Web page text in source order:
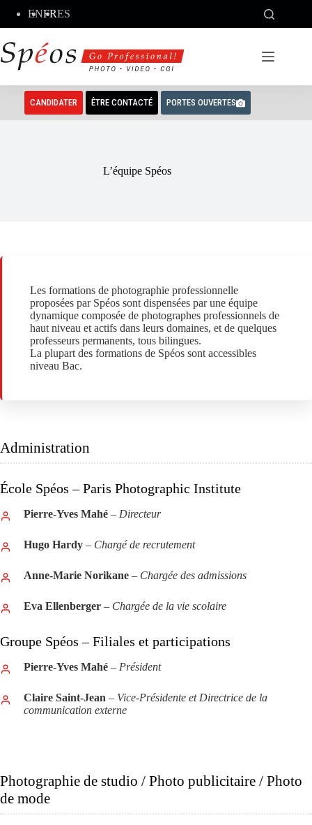
contenu
ENFRES
CANDIDATER ÊTRE CONTACTÉ PORTES OUVERTES
L’équipe Spéos
Les formations de photographie professionnelle
proposées par Spéos sont dispensées par une équipe
dynamique composée de photographes professionnels de
haut niveau et actifs dans leurs domaines, et de quelques
professeurs permanents, tous bilingues.
La plupart des formations de Spéos sont accessibles
niveau Bac.
Administration
École Spéos – Paris Photographic Institute
Pierre-Yves Mahé – Directeur
Hugo Hardy – Chargé de recrutement
Anne-Marie Norikane – Chargée des admissions
Eva Ellenberger – Chargée de la vie scolaire
Groupe Spéos – Filiales et participations
Pierre-Yves Mahé – Président
Claire Saint-Jean – Vice-Présidente et Directrice de la
communication externe
Photographie de studio / Photo publicitaire / Photo
de mode